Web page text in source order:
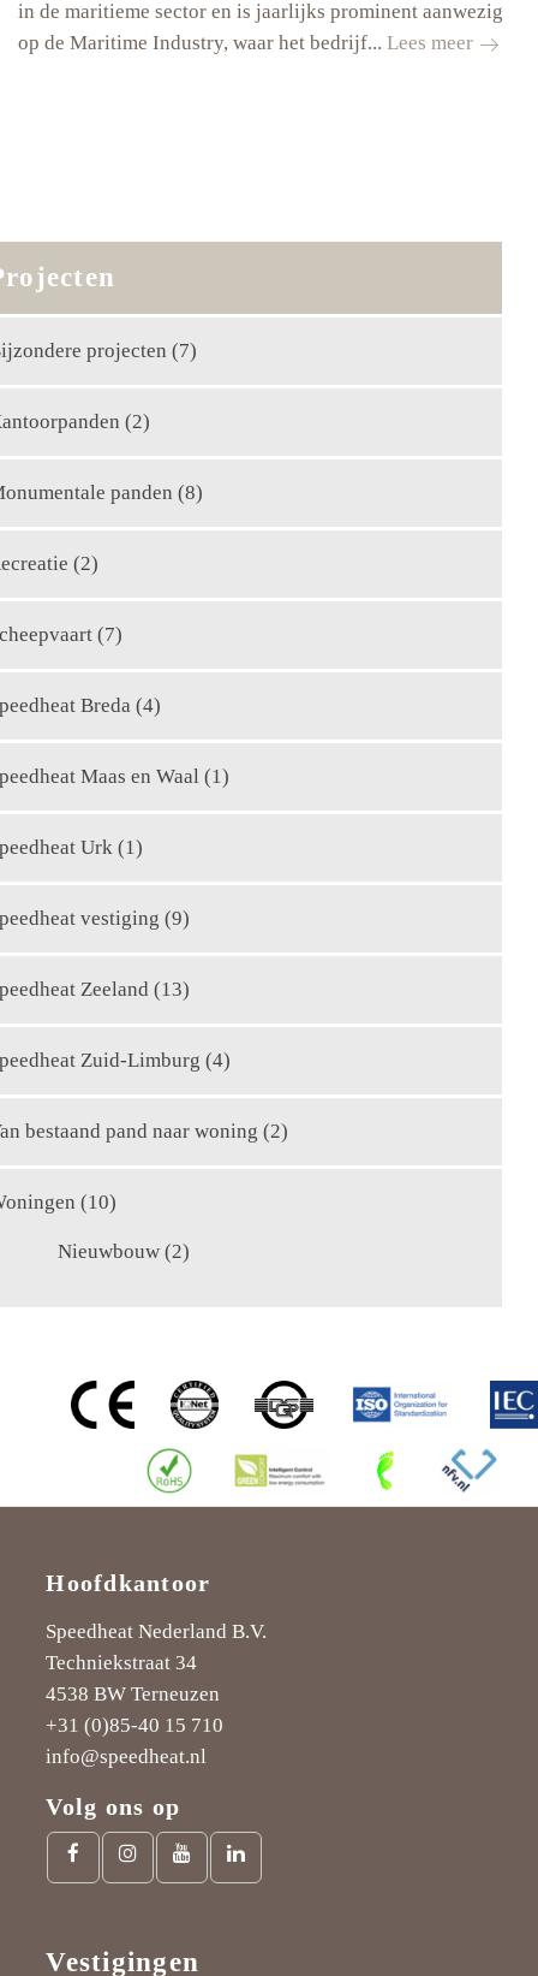
in de maritieme sector en is jaarlijks prominent aanwezig
op de Maritime Industry, waar het bedrijf... Lees meer
projecten (7)
(2)
panden (8)
(2)
(7)
Breda (4)
Maas en Waal (1)
Urk (1)
vestiging (9)
Zeeland (13)
Zuid-Limburg (4)
bestaand pand naar woning (2)
(10)
Nieuwbouw(2)
Hoofdkantoor
Speedheat Nederland B.V.
Techniekstraat 34
4538 BW Terneuzen
+31 (0)85-40 15 710
info@speedheat.nl
Volg ons op
FacebookInstagramYoutubeLinkedIn
Vestigingen